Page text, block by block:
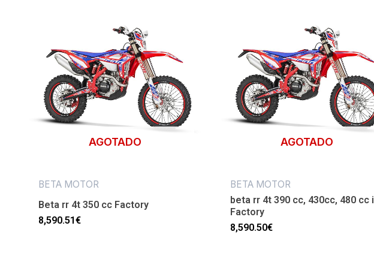
AGOTADO
BETA MOTOR
Beta rr 4t 350 cc Factory
8,590.51€
AGOTADO
BETA MOTOR
beta rr 4t 390 cc, 430cc, 480 cc i
Factory
8,590.50€